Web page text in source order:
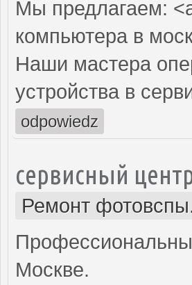
Мы предлагаем:
компьютера в
Наши мастера
устройства в
odpowiedz
сервисный
Ремонт
Москве.